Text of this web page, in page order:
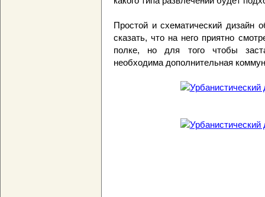
Простой и схематический дизайн
сказать, что на него приятно
полке, но для того чтобы
необходима дополнительная